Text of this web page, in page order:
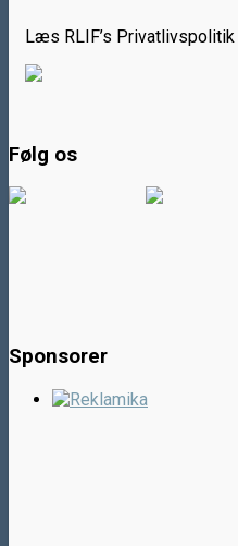
Læs RLIF’s Privatlivspolitik
Følg os
Sponsorer